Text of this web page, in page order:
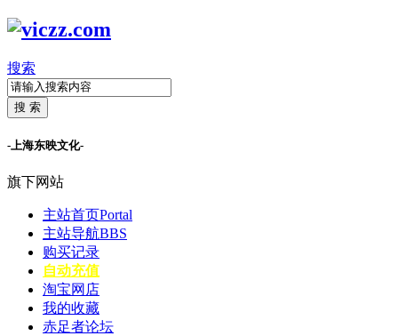
搜索
搜 索
-上海东映文化-
旗下网站
主站首页Portal
主站导航BBS
购买记录
自动充值
淘宝网店
我的收藏
赤足者论坛